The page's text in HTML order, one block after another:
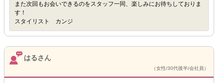
また次回もお会いできるのをスタッフ一同、楽しみにお待ちしておりま
す！
スタイリスト カンジ
はるさん
（女性/30代後半/会社員）